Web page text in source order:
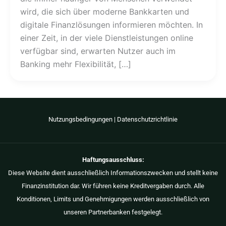
wird, die sich über moderne Bankkarten und
digitale Finanzlösungen informieren möchten. In
einer Zeit, in der viele Dienstleistungen online
verfügbar sind, erwarten Nutzer auch im
Banking mehr Flexibilität, […]
Nutzungsbedingungen | Datenschutzrichtlinie
Haftungsausschluss:
Diese Website dient ausschließlich Informationszwecken und stellt keine
Finanzinstitution dar. Wir führen keine Kreditvergaben durch. Alle
Konditionen, Limits und Genehmigungen werden ausschließlich von
unseren Partnerbanken festgelegt.